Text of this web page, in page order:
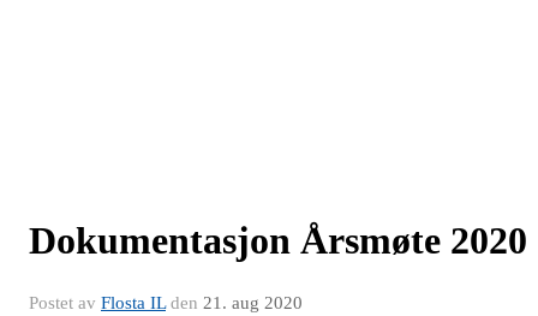
Dokumentasjon Årsmøte 2020
Postet av Flosta ILden 21. aug 2020